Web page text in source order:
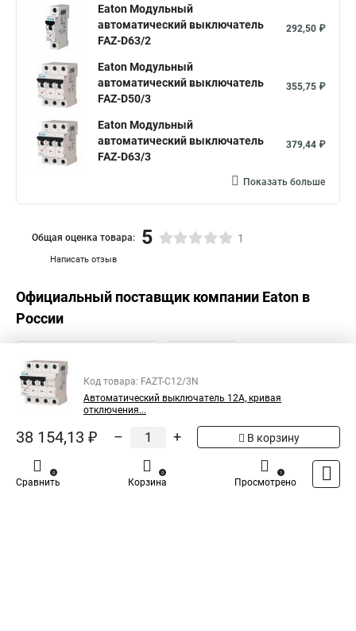
Eaton Модульный
автоматический выключатель
FAZ-D63/2
292,50 ₽
Eaton Модульный
автоматический выключатель
FAZ-D50/3
355,75 ₽
Eaton Модульный
автоматический выключатель
FAZ-D63/3
379,44 ₽
Показать больше
Написать отзыв
Общая оценка товара: 5 1
Официальный поставщик компании Eaton в
России
Код товара: FAZT-C12/3N
Автоматический выключатель 12А, кривая
отключения...
38 154,13 ₽ – + В корзину
Сравнить
0
Корзина
0
Просмотрено
1